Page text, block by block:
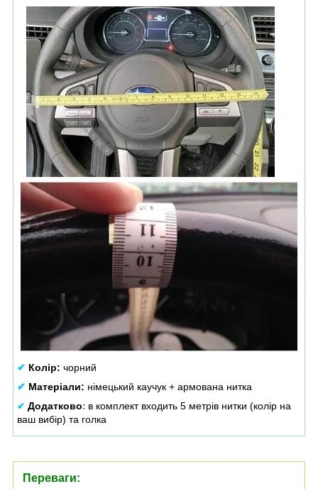
✔ Колір: чорний
✔ Матеріали: німецький каучук + армована нитка
✔ Додатково: в комплект входить 5 метрів нитки (колір на
ваш вибір) та голка
Переваги: